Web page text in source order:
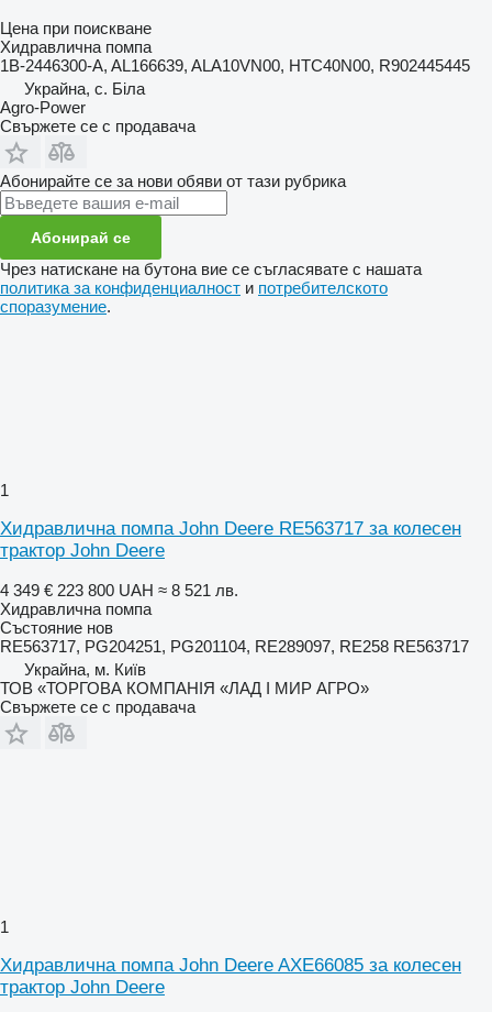
Цена при поискване
Хидравлична помпа
1B-2446300-A, AL166639, ALA10VN00, HTC40N00, R902445445
Украйна, с. Біла
Agro-Power
Свържете се с продавача
Абонирайте се за нови обяви от тази рубрика
Абонирай се
Чрез натискане на бутона вие се съгласявате с нашата
политика за конфиденциалност и потребителското
споразумение.
1
Хидравлична помпа John Deere RE563717 за колесен
трактор John Deere
4 349 € 223 800 UAH ≈ 8 521 лв.
Хидравлична помпа
Състояние нов
RE563717, PG204251, PG201104, RE289097, RE258 RE563717
Украйна, м. Київ
ТОВ «ТОРГОВА КОМПАНІЯ «ЛАД І МИР АГРО»
Свържете се с продавача
1
Хидравлична помпа John Deere AXE66085 за колесен
трактор John Deere